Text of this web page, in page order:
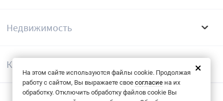
На этом сайте используются файлы cookie. Продолжая
работу с сайтом, Вы выражаете свое согласие на их
обработку. Отключить обработку файлов cookie Вы
Недвижимость
Компания